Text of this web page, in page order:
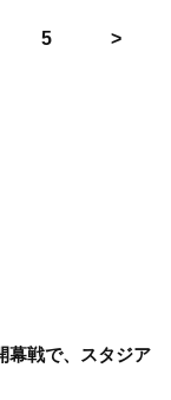
5
幕戦で、スタジア